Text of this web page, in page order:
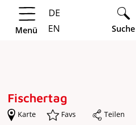
Springe zur Navigation
Springe zum Hauptinhalt
Menü
DE
EN
Suche
Fischertag
Karte Favs
Teilen